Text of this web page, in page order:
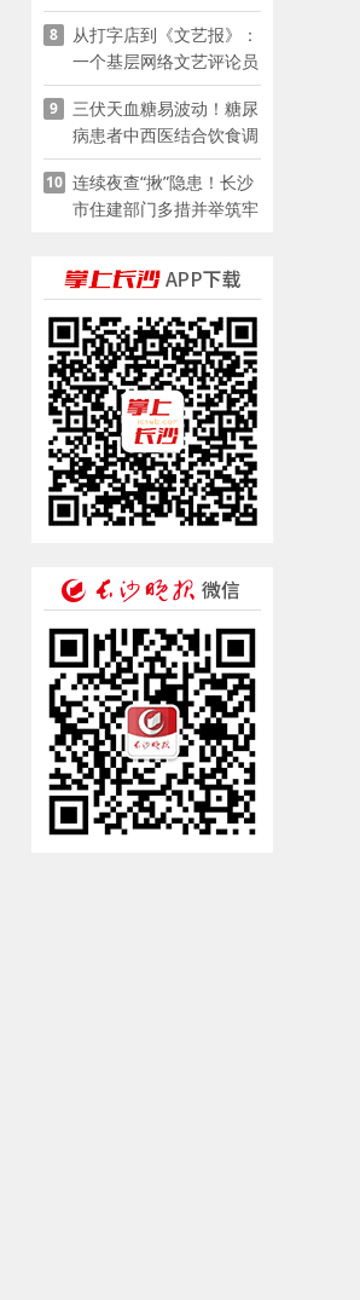
8
从打字店到《文艺报》：
一个基层网络文艺评论员
的突围
9
三伏天血糖易波动！糖尿
病患者中西医结合饮食调
养指南
10 连续夜查“揪”隐患！长沙
市住建部门多措并举筑牢